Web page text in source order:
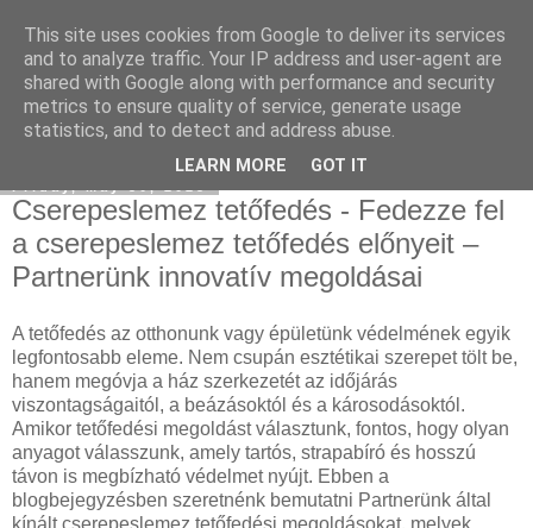
Social SEO
Cserepeslemez tetőfedés - Fedezze fel
a cserepeslemez tetőfedés előnyeit –
Partnerünk innovatív megoldásai
A tetőfedés az otthonunk vagy épületünk védelmének egyik
legfontosabb eleme. Nem csupán esztétikai szerepet tölt be,
hanem megóvja a ház szerkezetét az időjárás
viszontagságaitól, a beázásoktól és a károsodásoktól.
Amikor tetőfedési megoldást választunk, fontos, hogy olyan
anyagot válasszunk, amely tartós, strapabíró és hosszú
távon is megbízható védelmet nyújt. Ebben a
blogbejegyzésben szeretnénk bemutatni Partnerünk által
kínált cserepeslemez tetőfedési megoldásokat, melyek
This site uses cookies from Google to deliver its services
and to analyze traffic. Your IP address and user-agent are
shared with Google along with performance and security
metrics to ensure quality of service, generate usage
statistics, and to detect and address abuse.
LEARN MORE GOT IT